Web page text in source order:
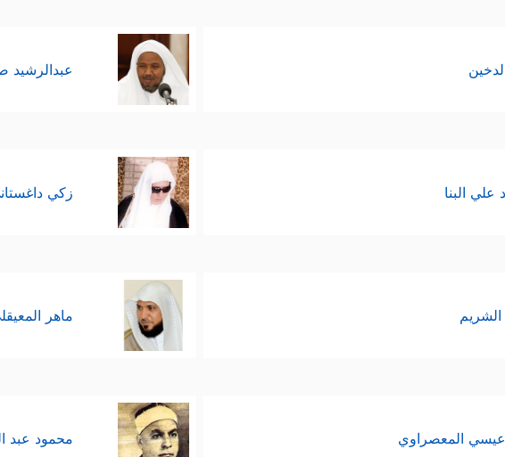
عبدالرشيد
علي البنا زكي
ماهر
المعصراوي محمود عبد